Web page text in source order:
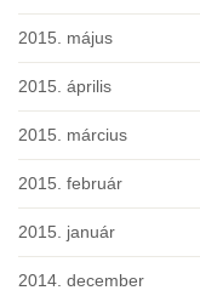
2015. május
2015. április
2015. március
2015. február
2015. január
2014. december